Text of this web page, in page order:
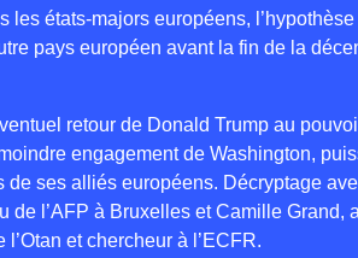
les états-majors européens, l’hypothèse
pays européen avant la fin de la
retour de Donald Trump au
engagement de Washington,
de ses alliés européens. Décryptage
de l’AFP à Bruxelles et Camille Grand,
et chercheur à l’ECFR.